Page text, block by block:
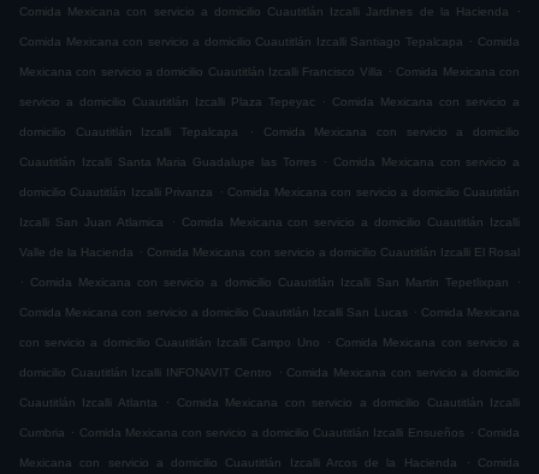
Comida Mexicana con servicio a domicilio Cuautitlán Izcalli Jardines de la Hacienda .
Comida Mexicana con servicio a domicilio Cuautitlán Izcalli Santiago Tepalcapa . Comida
Mexicana con servicio a domicilio Cuautitlán Izcalli Francisco Villa . Comida Mexicana con
servicio a domicilio Cuautitlán Izcalli Plaza Tepeyac . Comida Mexicana con servicio a
domicilio Cuautitlán Izcalli Tepalcapa . Comida Mexicana con servicio a domicilio
Cuautitlán Izcalli Santa Maria Guadalupe las Torres . Comida Mexicana con servicio a
domicilio Cuautitlán Izcalli Privanza . Comida Mexicana con servicio a domicilio Cuautitlán
Izcalli San Juan Atlamica . Comida Mexicana con servicio a domicilio Cuautitlán Izcalli
Valle de la Hacienda . Comida Mexicana con servicio a domicilio Cuautitlán Izcalli El Rosal
.
Comida Mexicana con servicio a domicilio Cuautitlán Izcalli San Martin Tepetlixpan .
Comida Mexicana con servicio a domicilio Cuautitlán Izcalli San Lucas . Comida Mexicana
con servicio a domicilio Cuautitlán Izcalli Campo Uno . Comida Mexicana con servicio a
domicilio Cuautitlán Izcalli INFONAVIT Centro . Comida Mexicana con servicio a domicilio
Cuautitlán Izcalli Atlanta . Comida Mexicana con servicio a domicilio Cuautitlán Izcalli
Cumbria . Comida Mexicana con servicio a domicilio Cuautitlán Izcalli Ensueños . Comida
Mexicana con servicio a domicilio Cuautitlán Izcalli Arcos de la Hacienda . Comida